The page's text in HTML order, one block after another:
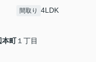
間取り 4LDK
本町１丁目